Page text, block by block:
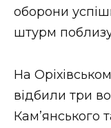
оборони
штурм
На
відбили три
Кам’янського